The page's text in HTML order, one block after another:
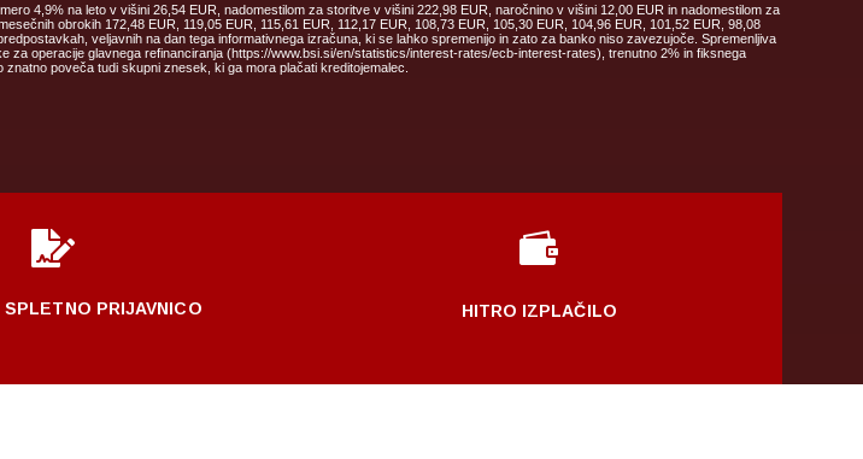
4,9% na leto v višini 26,54 EUR, nadomestilom za storitve v višini 222,98 EUR, naročnino v višini 12,00 EUR in nadomestilom za
obrokih 172,48 EUR, 119,05 EUR, 115,61 EUR, 112,17 EUR, 108,73 EUR, 105,30 EUR, 104,96 EUR, 101,52 EUR, 98,08
veljavnih na dan tega informativnega izračuna, ki se lahko spremenijo in zato za banko niso zavezujoče. Spremenljiva
operacije glavnega refinanciranja (https://www.bsi.si/en/statistics/interest-rates/ecb-interest-rates), trenutno 2% in fiksnega
poveča tudi skupni znesek, ki ga mora plačati kreditojemalec.

PRIJAVNICO

HITRO IZPLAČILO